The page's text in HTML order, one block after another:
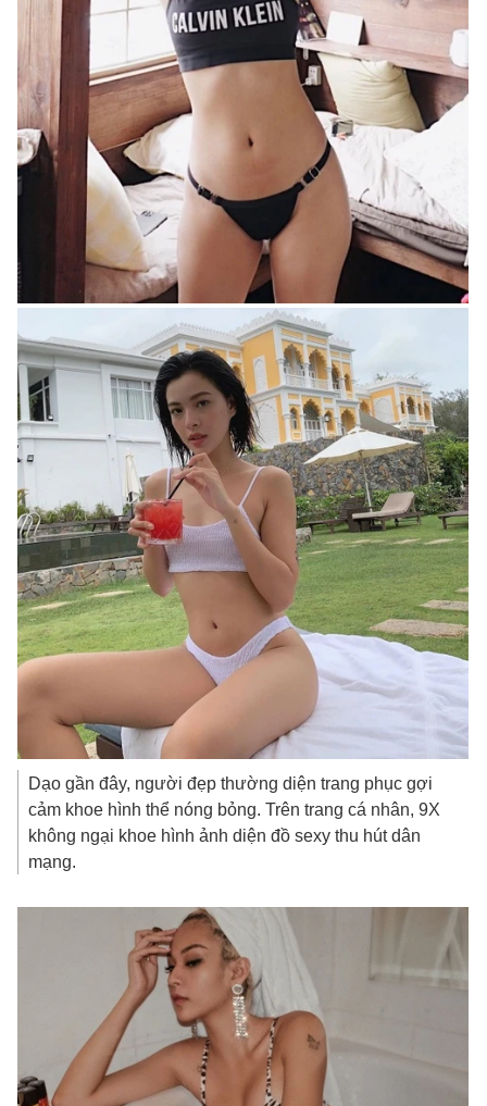
Dạo gần đây, người đẹp thường diện trang phục gợi
cảm khoe hình thể nóng bỏng.Trên trang cá nhân, 9X
không ngại khoe hình ảnh diện đồ sexy thu hút dân
mạng.